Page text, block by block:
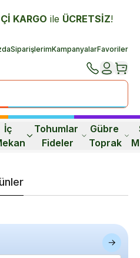
KARGO ile ÜCRETSİZ!
SiparişlerimKampanyalarFavoriler
İç
Tohumlar
Fideler
Gübre
Toprak